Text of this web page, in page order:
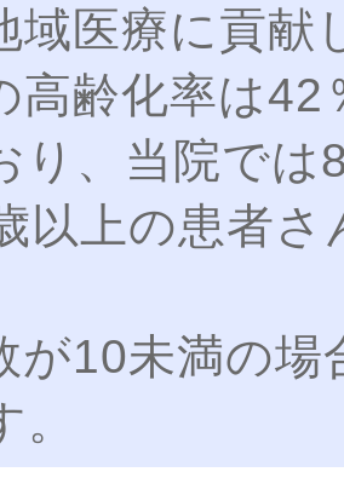
域医療に貢献
高齢化率は
り、当院では
以上の患者
10未満の場